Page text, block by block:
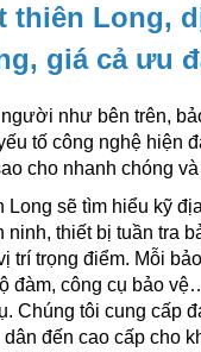
thiên Long,
giá cả ưu
như bên trên,
tố công nghệ hiện
cho nhanh chóng
Long sẽ tìm hiểu kỹ
ninh, thiết bị tuần tra
trí trọng điểm. Mỗi
đàm, công cụ bảo
Chúng tôi cung cấp
đến cao cấp cho